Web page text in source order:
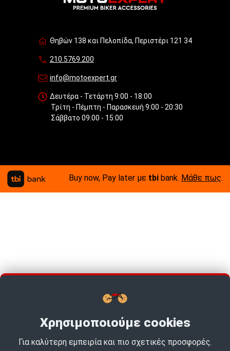
Θηβών 138 και Πελοπίδα, Περιστέρι 121 34
210.5769.200
info@motoexpert.gr
Δευτέρα - Τετάρτη 9:00 - 18:00
Τρίτη - Πέμπτη - Παρασκευή 9:00 - 20:30
Σάββατο 09:00 - 15:00
Buy now, Pay later με tbi bank. Μάθε πως.
Χρησιμοποιούμε cookies
Για καλύτερη εμπειρία και πιο σχετικές προσφορές.